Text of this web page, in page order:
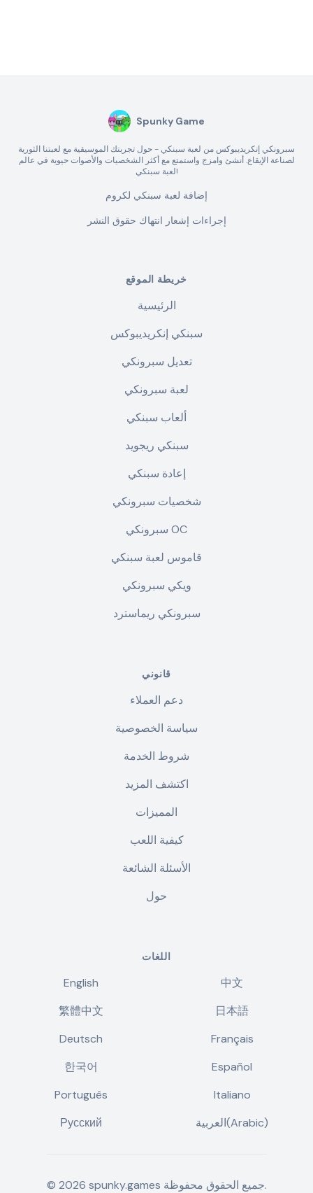
Spunky Game
سبرونكي إنكريديبوكس من لعبة سبنكي - حول تجربتك الموسيقية مع لعبتنا الثورية
لصناعة الإيقاع. أنشئ وامزج واستمتع مع أكثر الشخصيات والأصوات حيوية في عالم
لعبة سبنكي!
إضافة لعبة سبنكي لكروم
إجراءات إشعار انتهاك حقوق النشر
خريطة الموقع
الرئيسية
سبنكي إنكريديبوكس
تعديل سبرونكي
لعبة سبرونكي
ألعاب سبنكي
سبنكي ريجويد
إعادة سبنكي
شخصيات سبرونكي
سبرونكي OC
قاموس لعبة سبنكي
ويكي سبرونكي
سبرونكي ريماسترد
قانوني
دعم العملاء
سياسة الخصوصية
شروط الخدمة
اكتشف المزيد
المميزات
كيفية اللعب
الأسئلة الشائعة
حول
اللغات
English
中文
繁體中文
日本語
Deutsch
Français
한국어
Español
Português
Italiano
Русский
العربية(Arabic)
© 2026 spunky.games جميع الحقوق محفوظة.